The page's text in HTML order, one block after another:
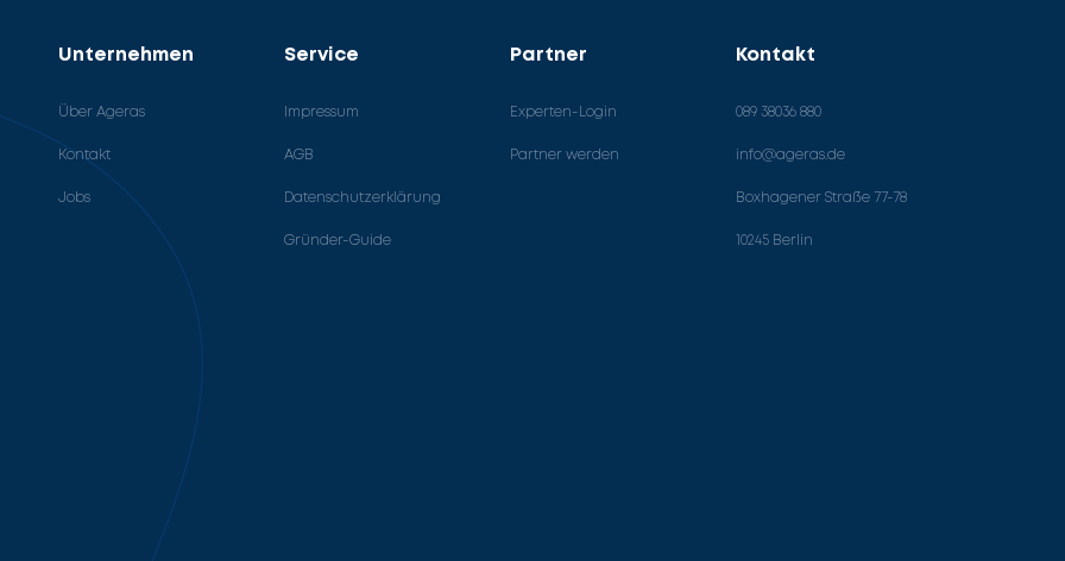
Unternehmen
Über Ageras
Kontakt
Jobs
Service
Impressum
AGB
Datenschutzerklärung
Gründer-Guide
Partner
Experten-Login
Partner werden
Kontakt
089 38036 880
info@ageras.de
Boxhagener Straße 77-78
10245 Berlin